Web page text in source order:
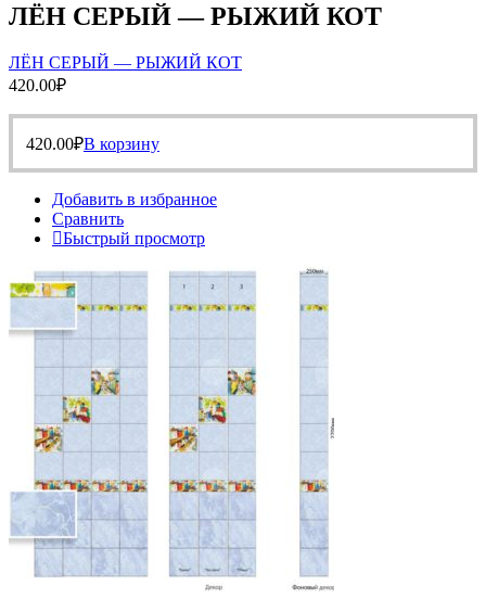
ЛЁН СЕРЫЙ — РЫЖИЙ КОТ
ЛЁН СЕРЫЙ — РЫЖИЙ КОТ
420.00₽
420.00₽В корзину
Добавить в избранное
Сравнить
Быстрый просмотр